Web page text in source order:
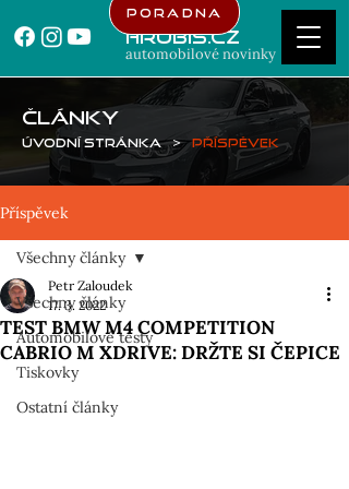
Hrubis.cz
automobilové novinky
Poradna
ČLÁNKY
Úvodní stránka > Příspěvek
Příspěvek
Všechny články
Automobilové testy
Tiskovky
Ostatní články
Všechny články
TEST BMW M4 COMPETITION
CABRIO M XDRIVE: DRŽTE SI ČEPICE
Petr Zaloudek
17. 3. 2022